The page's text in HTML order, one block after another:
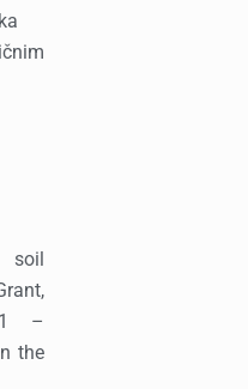
soil
–
the